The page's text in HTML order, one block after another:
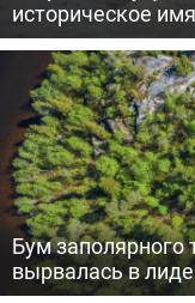
историческое имя
Бум
вырвалась в